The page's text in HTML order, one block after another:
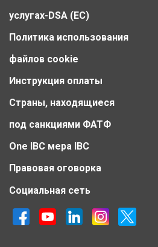
услугах-DSA (ЕС)
Политика использования
файлов cookie
Инструкция оплаты
Страны, находящиеся
под санкциями ФАТФ
One IBC мера IBC
Правовая оговорка
Социальная сеть